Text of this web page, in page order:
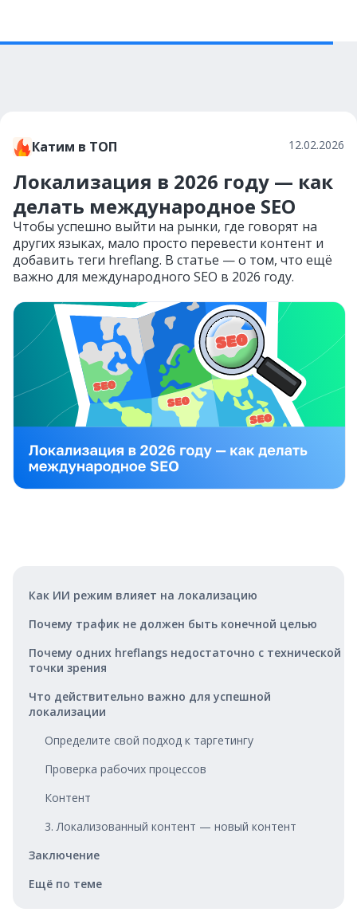
Катим в ТОП 12.02.2026
Локализация в 2026 году — как
делать международное SEO
Чтобы успешно выйти на рынки, где говорят на
других языках, мало просто перевести контент и
добавить теги hreflang. В статье — о том, что ещё
важно для международного SEO в 2026 году.
Как ИИ режим влияет на локализацию
Почему трафик не должен быть конечной целью
Почему одних hreflangs недостаточно с технической
точки зрения
Что действительно важно для успешной
локализации
Определите свой подход к таргетингу
Проверка рабочих процессов
Контент
3. Локализованный контент — новый контент
Заключение
Ещё по теме